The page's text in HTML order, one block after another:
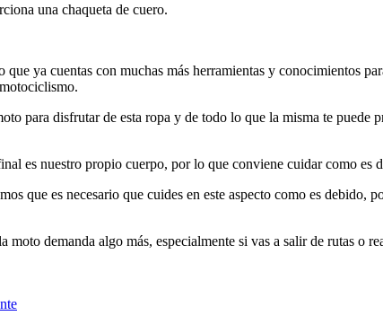
una chaqueta de cuero.
ya cuentas con muchas más herramientas y conocimientos
para disfrutar de esta ropa y de todo lo que la misma te puede
es nuestro propio cuerpo, por lo que conviene cuidar como es
que es necesario que cuides en este aspecto como es debido,
demanda algo más, especialmente si vas a salir de rutas o